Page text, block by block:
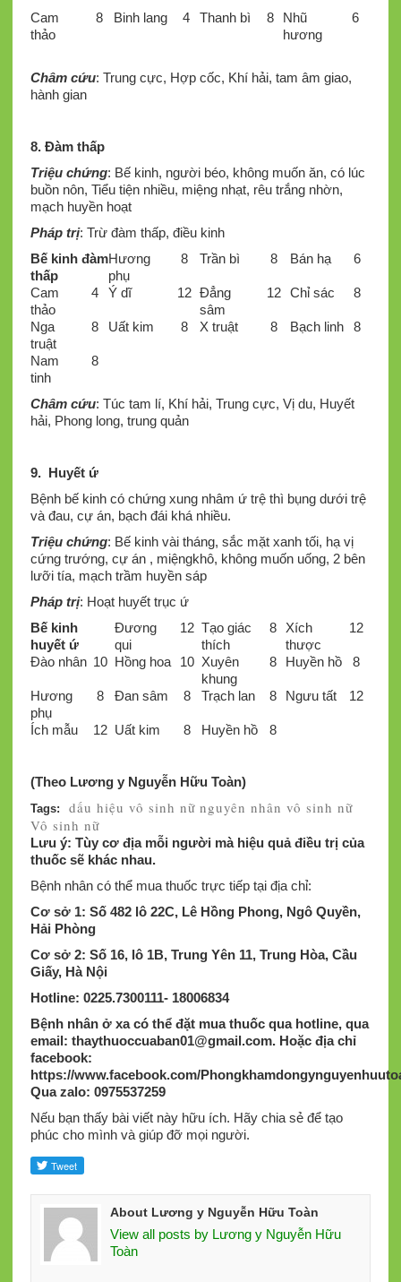
Cam
thảo
8 Binh lang 4 Thanh bì 8
Nhũ
hương
6
Châm cứu: Trung cực, Hợp cốc, Khí hải, tam âm giao,
hành gian
8. Đàm thấp
Triệu chứng: Bế kinh, người béo, không muốn ăn, có lúc
buồn nôn, Tiểu tiện nhiều, miệng nhạt, rêu trắng nhờn,
mạch huyền hoạt
Pháp trị: Trừ đàm thấp, điều kinh
Bế kinh đàm
thấp
Hương
phụ
8 Trần bì 8 Bán hạ 6
Cam
thảo
4 Ý dĩ 12 Đẳng
sâm
12 Chỉ sác 8
Nga
truật
8 Uất kim 8 X truật 8 Bạch linh 8
Nam
tinh
8
Châm cứu: Túc tam lí, Khí hải, Trung cực, Vị du, Huyết
hải, Phong long, trung quản
9. Huyết ứ
Bệnh bế kinh có chứng xung nhâm ứ trệ thì bụng dưới trệ
và đau, cự án, bạch đái khá nhiều.
Triệu chứng: Bế kinh vài tháng, sắc mặt xanh tối, hạ vị
cứng trướng, cự án , miệngkhô, không muốn uống, 2 bên
lưỡi tía, mạch trầm huyền sáp
Pháp trị: Hoạt huyết trục ứ
Bế kinh
huyết ứ
Đương
qui
12 Tạo giác
thích
8
Xích
thược
12
Đào nhân 10 Hồng hoa 10 Xuyên
khung
8 Huyền hồ 8
Hương
phụ
8 Đan sâm 8 Trạch lan 8 Ngưu tất 12
Ích mẫu 12 Uất kim 8 Huyền hồ 8
(Theo Lương y Nguyễn Hữu Toàn)
Tags: dấu hiệu vô sinh nữ nguyên nhân vô sinh nữ
Vô sinh nữ
Lưu ý: Tùy cơ địa mỗi người mà hiệu quả điều trị của
thuốc sẽ khác nhau.
Bệnh nhân có thể mua thuốc trực tiếp tại địa chỉ:
Cơ sở 1: Số 482 lô 22C, Lê Hồng Phong, Ngô Quyền,
Hải Phòng
Cơ sở 2: Số 16, lô 1B, Trung Yên 11, Trung Hòa, Cầu
Giấy, Hà Nội
Hotline: 0225.7300111- 18006834
Bệnh nhân ở xa có thể đặt mua thuốc qua hotline, qua
email: thaythuoccuaban01@gmail.com. Hoặc địa chỉ
facebook:
https://www.facebook.com/
Qua zalo: 0975537259
Nếu bạn thấy bài viết này hữu ích. Hãy chia sẻ để tạo
phúc cho mình và giúp đỡ mọi người.
About Lương y Nguyễn Hữu Toàn
View all posts by Lương y Nguyễn Hữu
Toàn